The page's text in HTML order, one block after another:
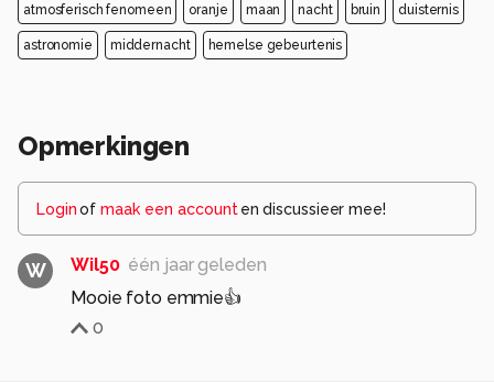
atmosferisch fenomeen oranje maan nacht bruin duisternis
astronomie middernacht hemelse gebeurtenis
Opmerkingen
Loginof maak een account en discussieer mee!
W Wil50 één jaar geleden
Mooie foto emmie👍
0